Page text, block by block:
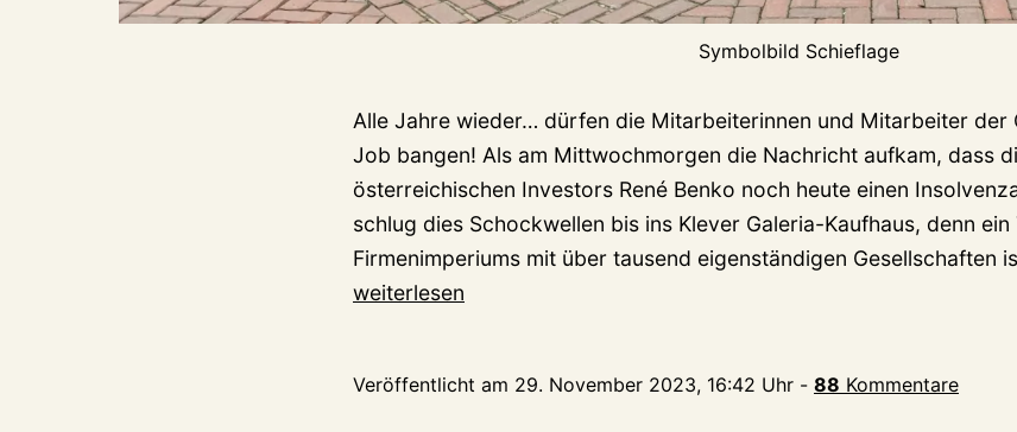
Symbolbild Schieflage
Alle Jahre wieder… dürfen die Mitarbeiterinnen und Mitarbeiter der
Job bangen! Als am Mittwochmorgen die Nachricht aufkam, dass
österreichischen Investors René Benko noch heute einen
schlug dies Schockwellen bis ins Klever Galeria-Kaufhaus, denn ein
Firmenimperiums mit über tausend eigenständigen Gesellschaften
weiterlesen
Veröffentlicht am 29. November 2023, 16:42 Uhr - 88 Kommentare